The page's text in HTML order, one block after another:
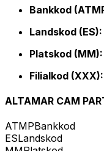
Bankkod
Landskod (ES):
Platskod (MM):
Filialkod (XXX):
ALTAMAR CAM
ATMPBankkod
ESLandskod